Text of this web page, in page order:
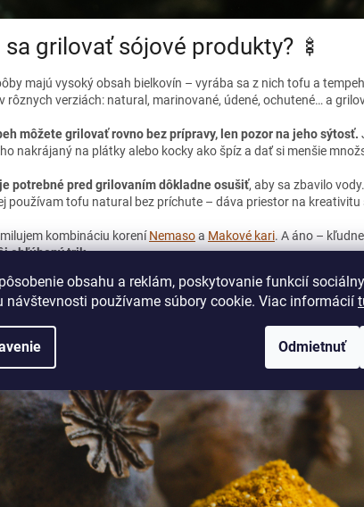
obsahu a reklám, poskytovanie funkcií
návštevnosti používame súbory cookie. Viac informácií
Odmietnuť
sa grilovať sójové produkty? 🍢
majú vysoký obsah bielkovín – vyrába sa z nich tofu a
rôznych verziách: natural, marinované, údené, ochutené… a
môžete grilovať rovno bez prípravy, len pozor na jeho sýtosť.
nakrájaný na plátky alebo kocky ako špíz a dať si menšie
potrebné pred grilovaním dôkladne osušiť, aby sa zbavilo
používam tofu natural bez príchute – dáva priestor na kreativitu
kombináciu koreníNemasoa Makové kari. A áno –
obľúbený trik.